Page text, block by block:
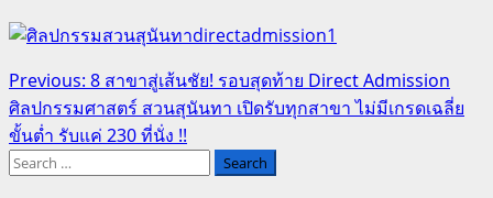
Post
navigation
Previous: 8 สาขาสู่เส้นชัย! รอบสุดท้าย Direct Admission
ศิลปกรรมศาสตร์ สวนสุนันทา เปิดรับทุกสาขา ไม่มีเกรดเฉลี่ย
ขั้นต่ำ รับแค่ 230 ที่นั่ง !!
Search
for: